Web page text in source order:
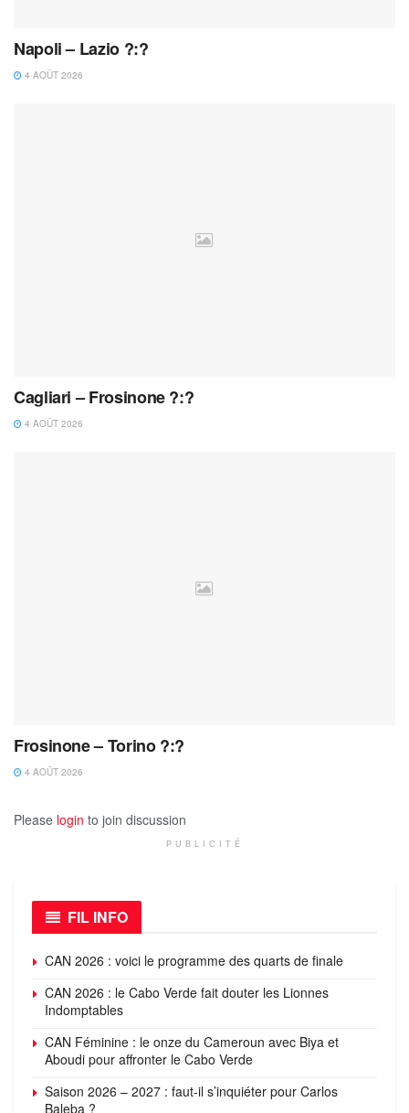
Napoli – Lazio ?:?
4 AOÛT 2026
Cagliari – Frosinone ?:?
4 AOÛT 2026
Frosinone – Torino ?:?
4 AOÛT 2026
Please login to join discussion
PUBLICITÉ
FIL INFO
CAN 2026 : voici le programme des quarts de finale
CAN 2026 : le Cabo Verde fait douter les Lionnes
Indomptables
CAN Féminine : le onze du Cameroun avec Biya et
Aboudi pour affronter le Cabo Verde
Saison 2026 – 2027 : faut-il s’inquiéter pour Carlos
Baleba ?